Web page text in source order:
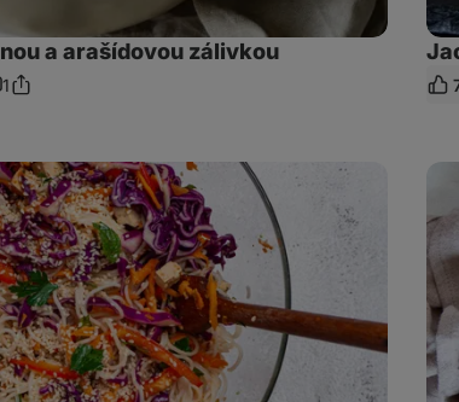
a arašídovou zálivkou
1Sdílet
zasytí